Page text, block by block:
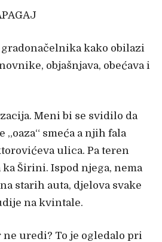
kako obilazi
objašnjava, obećava i
Meni bi se svidilo da
smeća a njih fala
ulica. Pa teren
Širini. Ispod njega, nema
starih auta, djelova svake
na kvintale.
ne uredi? To je ogledalo pri